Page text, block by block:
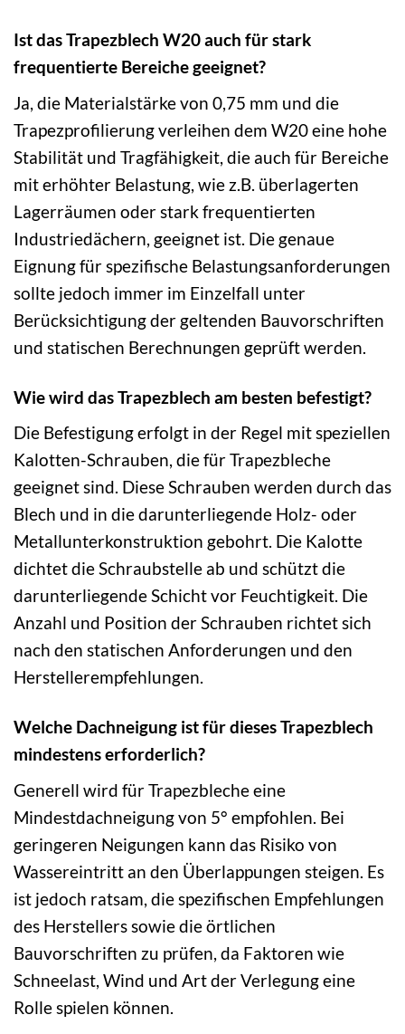
Ist das Trapezblech W20 auch für stark
frequentierte Bereiche geeignet?
Ja, die Materialstärke von 0,75 mm und die
Trapezprofilierung verleihen dem W20 eine hohe
Stabilität und Tragfähigkeit, die auch für Bereiche
mit erhöhter Belastung, wie z.B. überlagerten
Lagerräumen oder stark frequentierten
Industriedächern, geeignet ist. Die genaue
Eignung für spezifische Belastungsanforderungen
sollte jedoch immer im Einzelfall unter
Berücksichtigung der geltenden Bauvorschriften
und statischen Berechnungen geprüft werden.
Wie wird das Trapezblech am besten befestigt?
Die Befestigung erfolgt in der Regel mit speziellen
Kalotten-Schrauben, die für Trapezbleche
geeignet sind. Diese Schrauben werden durch das
Blech und in die darunterliegende Holz- oder
Metallunterkonstruktion gebohrt. Die Kalotte
dichtet die Schraubstelle ab und schützt die
darunterliegende Schicht vor Feuchtigkeit. Die
Anzahl und Position der Schrauben richtet sich
nach den statischen Anforderungen und den
Herstellerempfehlungen.
Welche Dachneigung ist für dieses Trapezblech
mindestens erforderlich?
Generell wird für Trapezbleche eine
Mindestdachneigung von 5° empfohlen. Bei
geringeren Neigungen kann das Risiko von
Wassereintritt an den Überlappungen steigen. Es
ist jedoch ratsam, die spezifischen Empfehlungen
des Herstellers sowie die örtlichen
Bauvorschriften zu prüfen, da Faktoren wie
Schneelast, Wind und Art der Verlegung eine
Rolle spielen können.